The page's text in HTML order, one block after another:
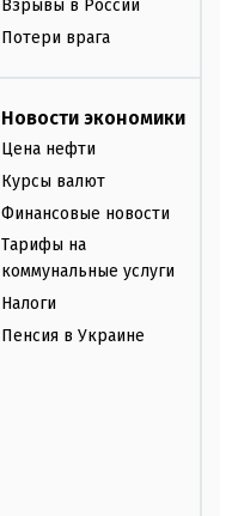
Взрывы в России
Потери врага
Новости экономики
Цена нефти
Курсы валют
Финансовые новости
Тарифы на
коммунальные услуги
Налоги
Пенсия в Украине